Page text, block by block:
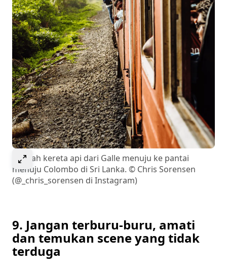
Select to expand image
Sebuah kereta api dari Galle menuju ke pantai
menuju Colombo di Sri Lanka. © Chris Sorensen
(@_chris_sorensen di Instagram)
9. Jangan terburu-buru, amati
dan temukan scene yang tidak
terduga